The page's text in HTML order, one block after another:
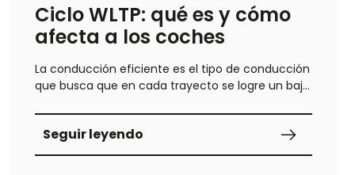
Ciclo WLTP: qué es y cómo
afecta a los coches
La conducción eficiente es el tipo de conducción
que busca que en cada trayecto se logre un bajo
Seguir leyendo